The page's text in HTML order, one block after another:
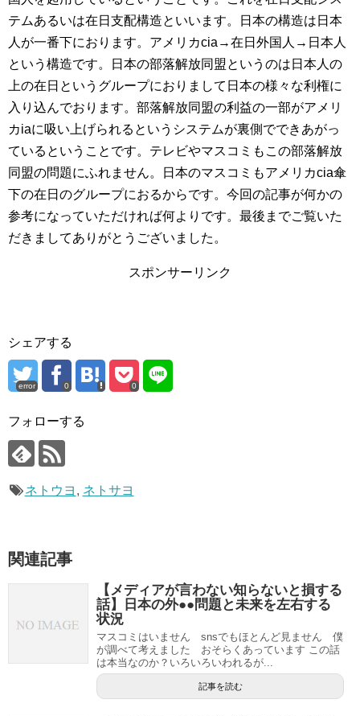
テムあるいは在日支配構造といいます。日本の構造は日本
人が一番下におります。アメリカcia→在日外国人→日本人
という構造です。日本の部落解放同盟というのは日本人の
上の在日というグループにおりまして日本の様々な利権に
入り込んでおります。部落解放同盟の利益の一部がアメリ
カiaに吸い上げられるというシステムが裏側でできあがっ
ているということです。テレビやマスコミもこの部落解放
同盟の問題にふれません。日本のマスコミもアメリカcia傘
下の在日のグループにおるからです。今回の記事が何かの
参考になっていただければ何よりです。最後までご覧いた
だきましてありがとうございました。
スポンサーリンク
シェアする
error 0 0
フォローする
ネトウヨ , ネトサヨ
関連記事
【メディアが言わない知らないと損する
話】日本の外●●問題と未来を左右する
状況
マスコミはいません snsでもほとんど見ません 僕
が調べて考えました おそらくあっています この話
は本当なのか？いろいろいわれるが...
記事を読む